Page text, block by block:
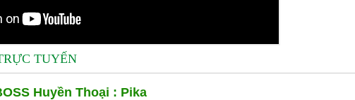
TUYẾN
Huyền Thoại : Pika